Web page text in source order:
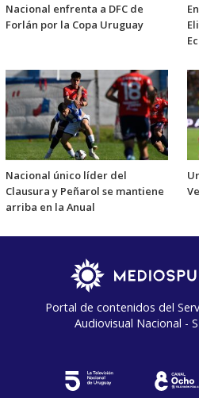
Nacional enfrenta a DFC de
Forlán por la Copa Uruguay
Nacional único líder del
Clausura y Peñarol se mantiene
arriba en la Anual
Portal de contenidos del
Audiovisual Nacional -